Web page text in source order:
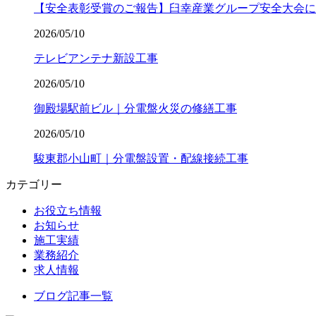
【安全表彰受賞のご報告】臼幸産業グループ安全大会
2026/05/10
テレビアンテナ新設工事
2026/05/10
御殿場駅前ビル｜分電盤火災の修繕工事
2026/05/10
駿東郡小山町｜分電盤設置・配線接続工事
カテゴリー
お役立ち情報
お知らせ
施工実績
業務紹介
求人情報
ブログ記事一覧